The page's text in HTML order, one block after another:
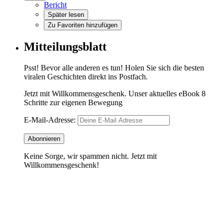
Bericht
Später lesen
Zu Favoriten hinzufügen
Mitteilungsblatt
Psst! Bevor alle anderen es tun! Holen Sie sich die besten
viralen Geschichten direkt ins Postfach.
Jetzt mit Willkommensgeschenk. Unser aktuelles eBook 8
Schritte zur eigenen Bewegung
E-Mail-Adresse:
Keine Sorge, wir spammen nicht. Jetzt mit
Willkommensgeschenk!